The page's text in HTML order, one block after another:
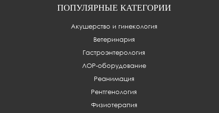
ПОПУЛЯРНЫЕ КАТЕГОРИИ
Акушерство и гинекология
Ветеринария
Гастроэнтерология
ЛОР-оборудование
Реанимация
Рентгенология
Физиотерапия